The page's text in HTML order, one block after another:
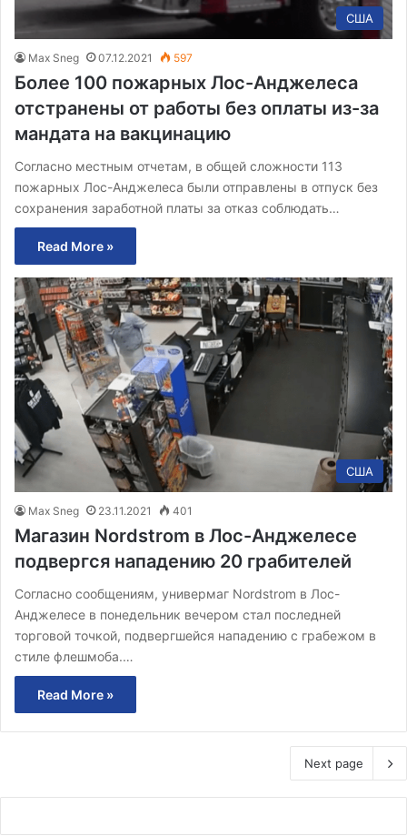
США
Max Sneg 07.12.2021 597
Более 100 пожарных Лос-Анджелеса
отстранены от работы без оплаты из-за
мандата на вакцинацию
Согласно местным отчетам, в общей сложности 113
пожарных Лос-Анджелеса были отправлены в отпуск без
сохранения заработной платы за отказ соблюдать…
Read More »
США
Max Sneg 23.11.2021 401
Магазин Nordstrom в Лос-Анджелесе
подвергся нападению 20 грабителей
Согласно сообщениям, универмаг Nordstrom в Лос-
Анджелесе в понедельник вечером стал последней
торговой точкой, подвергшейся нападению с грабежом в
стиле флешмоба.…
Read More »
Next page